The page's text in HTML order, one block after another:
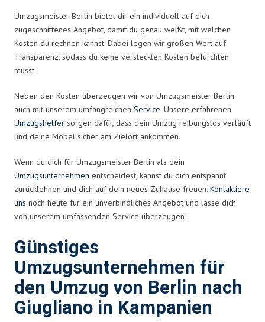
Umzugsmeister Berlin bietet dir ein individuell auf dich
zugeschnittenes Angebot, damit du genau weißt, mit welchen
Kosten du rechnen kannst. Dabei legen wir großen Wert auf
Transparenz, sodass du keine versteckten Kosten befürchten
musst.
Neben den Kosten überzeugen wir von Umzugsmeister Berlin
auch mit unserem umfangreichen Service. Unsere erfahrenen
Umzugshelfer sorgen dafür, dass dein Umzug reibungslos verläuft
und deine Möbel sicher am Zielort ankommen.
Wenn du dich für Umzugsmeister Berlin als dein
Umzugsunternehmen entscheidest, kannst du dich entspannt
zurücklehnen und dich auf dein neues Zuhause freuen. Kontaktiere
uns noch heute für ein unverbindliches Angebot und lasse dich
von unserem umfassenden Service überzeugen!
Günstiges
Umzugsunternehmen für
den Umzug von Berlin nach
Giugliano in Kampanien